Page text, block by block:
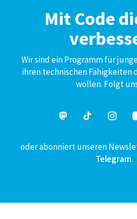
Mit Code
Wir sind ein Programm für
ihren technischen Fähigkeiten
wollen. Folgt
oder abonniert unseren
Telegram.